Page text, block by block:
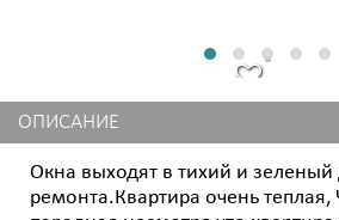
ОПИСАНИЕ
Окна выходят в тихий и
ремонта.Квартира очень теплая,